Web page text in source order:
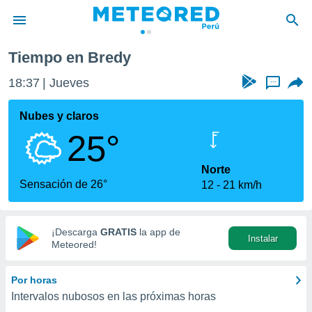
de
ha sido
calidad.
a este
las
y
digital
basada
Tiempo en Bredy
18:37 Jueves ...
Nubes y claros
25°
Sensación de 26°
Norte
12
21 km/h
¡Descarga GRATIS la app de
Meteored!
Instalar
Por horas
Intervalos nubosos en las próximas horas